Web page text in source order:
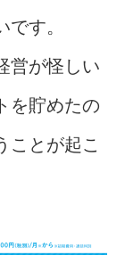
す。
営が怪しい
を貯めたの
ことが起こ